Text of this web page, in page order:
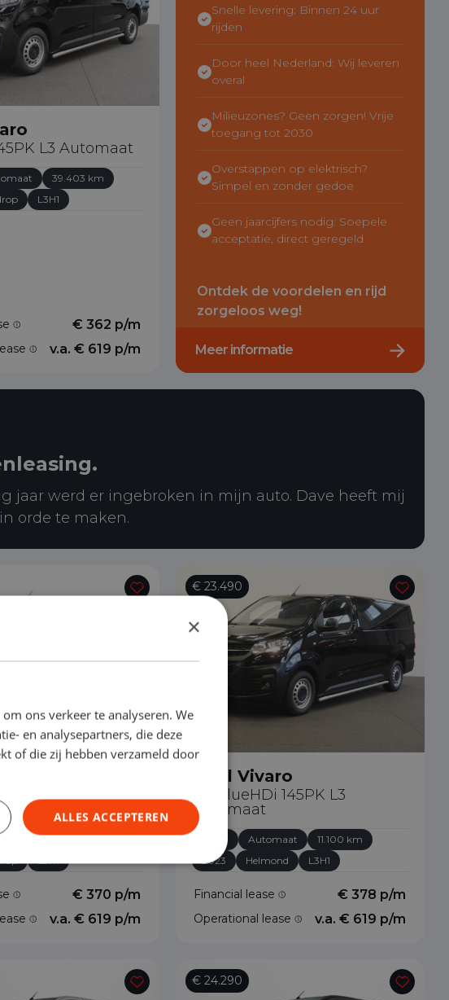
L3 Automaat
39.403 km
L3H1
€ 362 p/m
v.a. € 619 p/m
Snelle levering: Binnen 24 uur
rijden
Door heel Nederland: Wij leveren
overal
Milieuzones? Geen zorgen! Vrije
toegang tot 2030
Overstappen op elektrisch?
Simpel en zonder gedoe
Geen jaarcijfers nodig: Soepele
acceptatie, direct geregeld
Ontdek de voordelen en rijd
zorgeloos weg!
Meer informatie
jaar werd er ingebroken in mijn auto. Dave heeft mij
orde te maken.
145PK L3
33.335 km
€ 370 p/m
v.a. € 619 p/m
€ 23.490
Opel Vivaro
2.0 BlueHDi 145PK L3
Automaat
Diesel Automaat
11.100 km
2023
Helmond L3H1
Financial lease € 378 p/m
Operational lease v.a. € 619 p/m
€ 24.290
×
ons verkeer te analyseren. We
en analysepartners, die deze
of die zij hebben verzameld door
ALLES ACCEPTEREN